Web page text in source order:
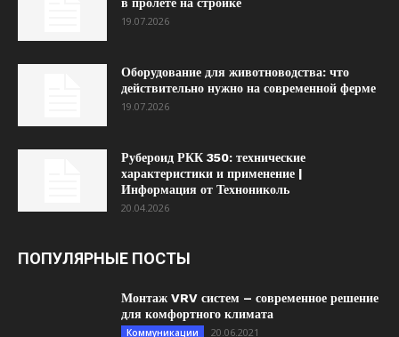
19.07.2026
Оборудование для животноводства: что
действительно нужно на современной ферме
19.07.2026
Рубероид РКК 350: технические
характеристики и применение |
Информация от Технониколь
20.04.2026
ПОПУЛЯРНЫЕ ПОСТЫ
Монтаж VRV систем – современное решение
для комфортного климата
Коммуникации 20.06.2021